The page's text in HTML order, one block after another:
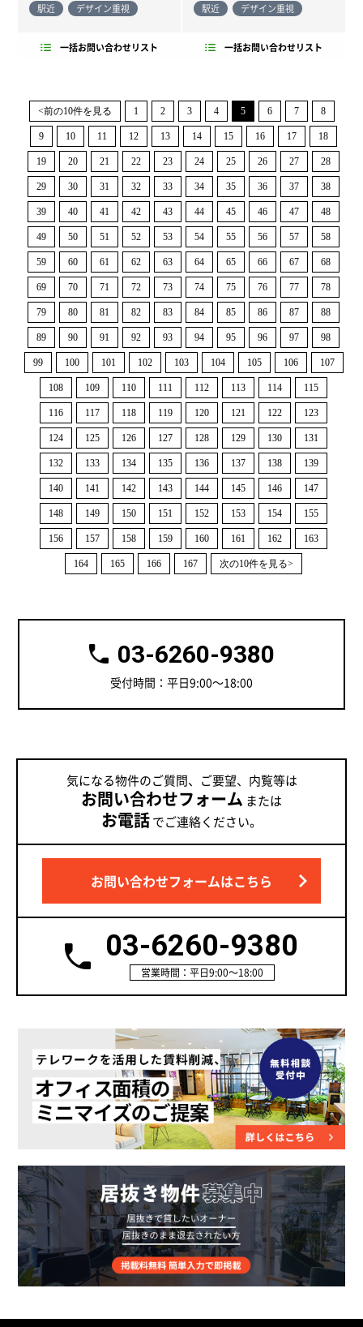
駅近
デザイン重視
一括お問い合わせリスト
駅近
デザイン重視
一括お問い合わせリスト
<前の10件を見る 1 2 3 4 5 6 7 8
9 10 11 12 13 14 15 16 17 18
19 20 21 22 23 24 25 26 27 28
29 30 31 32 33 34 35 36 37 38
39 40 41 42 43 44 45 46 47 48
49 50 51 52 53 54 55 56 57 58
59 60 61 62 63 64 65 66 67 68
69 70 71 72 73 74 75 76 77 78
79 80 81 82 83 84 85 86 87 88
89 90 91 92 93 94 95 96 97 98
99 100 101 102 103 104 105 106 107
108 109 110 111 112 113 114 115
116 117 118 119 120 121 122 123
124 125 126 127 128 129 130 131
132 133 134 135 136 137 138 139
140 141 142 143 144 145 146 147
148 149 150 151 152 153 154 155
156 157 158 159 160 161 162 163
164 165 166 167 次の10件を見る>
03-6260-9380
受付時間：平日9:00～18:00
気になる物件のご質問、ご要望、内覧等は
お問い合わせフォーム または
お電話でご連絡ください。
お問い合わせフォームはこちら
03-6260-9380
営業時間：平日9:00～18:00